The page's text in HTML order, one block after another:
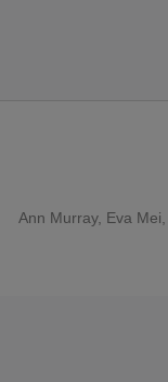
Ann Murray, Eva Mei